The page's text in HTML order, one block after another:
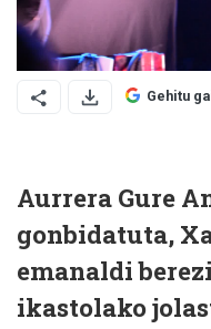
Gehitu
Aurrera Gure
gonbidatuta,
emanaldi
ikastolako